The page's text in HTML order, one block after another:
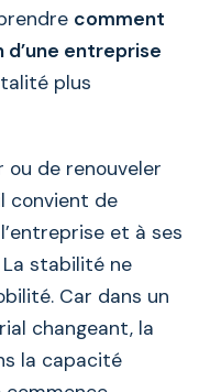
comment
d’une entreprise
plus
ou de renouveler
convient de
et à ses
stabilité ne
Car dans un
changeant, la
la capacité